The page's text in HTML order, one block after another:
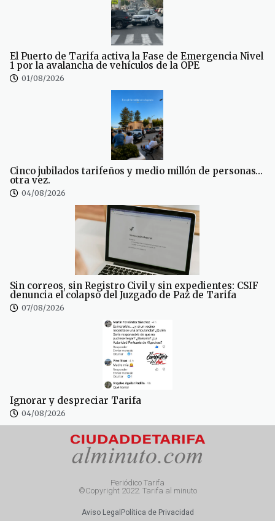
El Puerto de Tarifa activa la Fase de Emergencia Nivel
1 por la avalancha de vehículos de la OPE
01/08/2026
Cinco jubilados tarifeños y medio millón de personas…
otra vez.
04/08/2026
Sin correos, sin Registro Civil y sin expedientes: CSIF
denuncia el colapso del Juzgado de Paz de Tarifa
07/08/2026
Ignorar y despreciar Tarifa
04/08/2026
Periódico Tarifa
©Copyright 2022. Tarifa al minuto
Aviso Legal Política de Privacidad